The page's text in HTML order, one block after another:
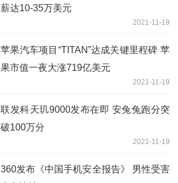
薪达10-35万美元
2021-11-19
苹果汽车项目“TITAN”达成关键里程碑 苹
果市值一夜大涨719亿美元
2021-11-19
联发科天玑9000发布在即 安兔兔跑分突
破100万分
2021-11-19
360发布《中国手机安全报告》 男性受害